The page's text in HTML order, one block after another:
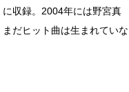
収録。2004年には野宮真
だヒット曲は生まれていな